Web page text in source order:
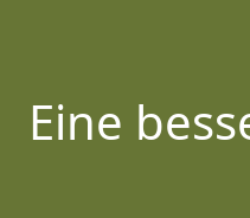
Eine